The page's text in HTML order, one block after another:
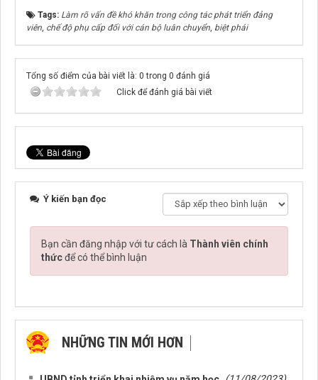
Tags: Làm rõ vấn đề khó khăn trong công tác phát triển đảng
viên, chế độ phụ cấp đối với cán bộ luân chuyển, biệt phái
Tổng số điểm của bài viết là: 0 trong 0 đánh giá
Click để đánh giá bài viết
Ý kiến bạn đọc
Bạn cần đăng nhập với tư cách là Thành viên chính
thứcđể có thể bình luận
NHỮNG TIN MỚI HƠN